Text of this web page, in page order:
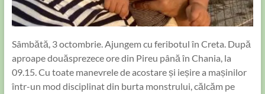
Sâmbătă, 3 octombrie. Ajungem cu feribotul în Creta. După
aproape douăsprezece ore din Pireu până în Chania, la
09.15. Cu toate manevrele de acostare și ieșire a mașinilor
într-un mod disciplinat din burta monstrului, călcăm pe